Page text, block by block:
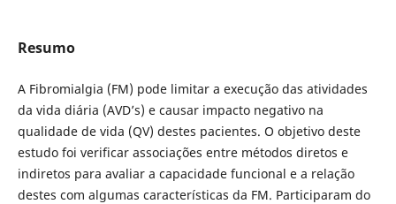
Resumo
A Fibromialgia (FM) pode limitar a execução das atividades
da vida diária (AVD’s) e causar impacto negativo na
qualidade de vida (QV) destes pacientes. O objetivo deste
estudo foi verificar associações entre métodos diretos e
indiretos para avaliar a capacidade funcional e a relação
destes com algumas características da FM. Participaram do